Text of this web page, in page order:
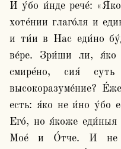
И у́бо и́нде рече́:
хоте́нии глаго́ля и
и ти́и в Нас еди́но
ве́ре. Зри́ши ли, я́ко
смире́но, сия́
высокоразуме́ние?
есть: я́ко не и́но у́бо
Его́, но я́коже еди́ныя
Мое́ и О́тче. И не